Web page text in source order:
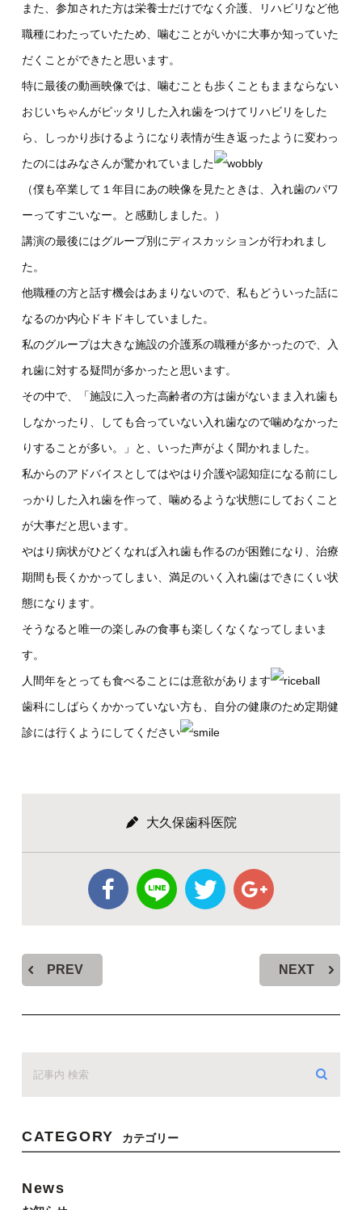
また、参加された方は栄養士だけでなく介護、リハビリなど他
職種にわたっていたため、噛むことがいかに大事か知っていた
だくことができたと思います。
特に最後の動画映像では、噛むことも歩くこともままならない
おじいちゃんがピッタリした入れ歯をつけてリハビリをした
ら、しっかり歩けるようになり表情が生き返ったように変わっ
たのにはみなさんが驚かれていました
（僕も卒業して１年目にあの映像を見たときは、入れ歯のパワ
ーってすごいなー。と感動しました。）
講演の最後にはグループ別にディスカッションが行われまし
た。
他職種の方と話す機会はあまりないので、私もどういった話に
なるのか内心ドキドキしていました。
私のグループは大きな施設の介護系の職種が多かったので、入
れ歯に対する疑問が多かったと思います。
その中で、「施設に入った高齢者の方は歯がないまま入れ歯も
しなかったり、しても合っていない入れ歯なので噛めなかった
りすることが多い。」と、いった声がよく聞かれました。
私からのアドバイスとしてはやはり介護や認知症になる前にし
っかりした入れ歯を作って、噛めるような状態にしておくこと
が大事だと思います。
やはり病状がひどくなれば入れ歯も作るのが困難になり、治療
期間も長くかかってしまい、満足のいく入れ歯はできにくい状
態になります。
そうなると唯一の楽しみの食事も楽しくなくなってしまいま
す。
人間年をとっても食べることには意欲があります
歯科にしばらくかかっていない方も、自分の健康のため定期健
診には行くようにしてください
大久保歯科医院
PREV NEXT
CATEGORY カテゴリー
News